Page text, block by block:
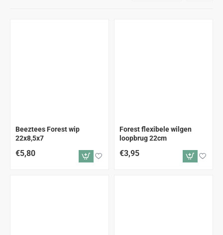
Beeztees Forest wip
22x8,5x7
€5,80
Forest flexibele wilgen
loopbrug 22cm
€3,95